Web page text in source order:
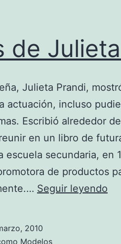
de
Julieta Prandi,
actuación, incluso
Escribió alrededor
en un libro de
escuela secundaria, en
de productos
Seguir leyendo
2010
Modelos